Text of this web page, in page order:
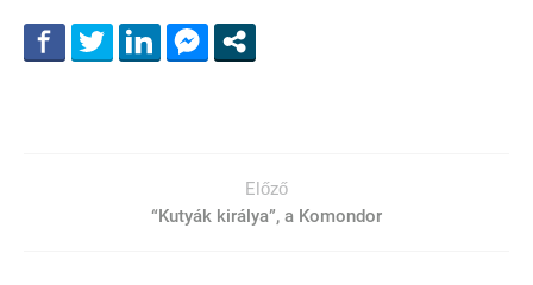
Előző
“Kutyák királya”, a Komondor